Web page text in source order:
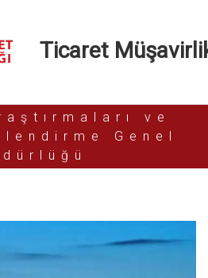
Ticaret
ve
Genel